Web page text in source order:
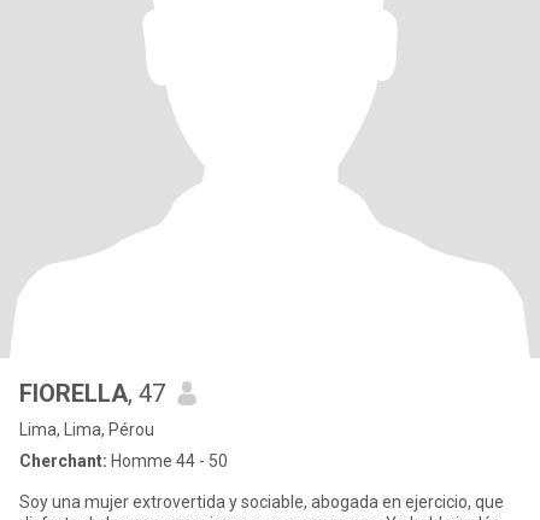
FIORELLA, 47
Lima, Lima, Pérou
Cherchant: Homme 44 - 50
Soy una mujer extrovertida y sociable, abogada en ejercicio, que